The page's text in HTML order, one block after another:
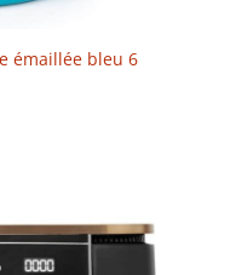
émaillée bleu 6